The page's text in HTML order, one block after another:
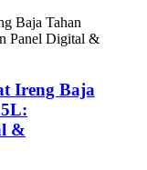
Ireng Baja
&